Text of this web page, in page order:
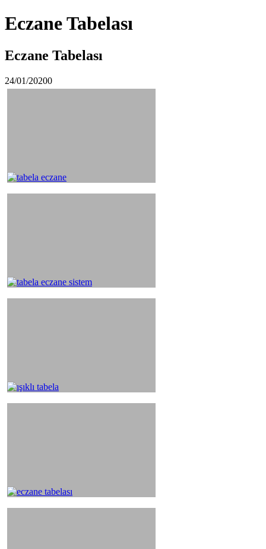
Eczane Tabelası
Eczane Tabelası
24/01/20200